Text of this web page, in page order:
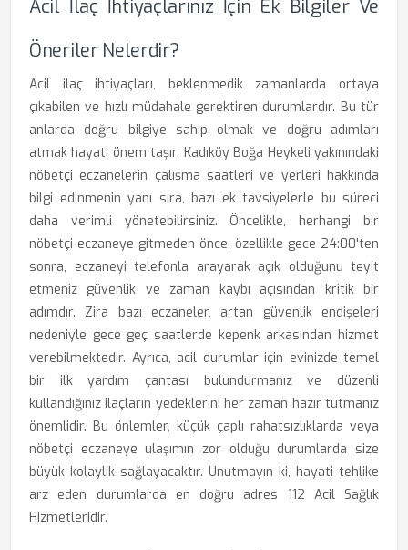
Acil İlaç İhtiyaçlarınız İçin Ek Bilgiler Ve
Öneriler Nelerdir?
Acil ilaç ihtiyaçları, beklenmedik zamanlarda ortaya
çıkabilen ve hızlı müdahale gerektiren durumlardır. Bu tür
anlarda doğru bilgiye sahip olmak ve doğru adımları
atmak hayati önem taşır. Kadıköy Boğa Heykeli yakınındaki
nöbetçi eczanelerin çalışma saatleri ve yerleri hakkında
bilgi edinmenin yanı sıra, bazı ek tavsiyelerle bu süreci
daha verimli yönetebilirsiniz. Öncelikle, herhangi bir
nöbetçi eczaneye gitmeden önce, özellikle gece 24:00'ten
sonra, eczaneyi telefonla arayarak açık olduğunu teyit
etmeniz güvenlik ve zaman kaybı açısından kritik bir
adımdır. Zira bazı eczaneler, artan güvenlik endişeleri
nedeniyle gece geç saatlerde kepenk arkasından hizmet
verebilmektedir. Ayrıca, acil durumlar için evinizde temel
bir ilk yardım çantası bulundurmanız ve düzenli
kullandığınız ilaçların yedeklerini her zaman hazır tutmanız
önemlidir. Bu önlemler, küçük çaplı rahatsızlıklarda veya
nöbetçi eczaneye ulaşımın zor olduğu durumlarda size
büyük kolaylık sağlayacaktır. Unutmayın ki, hayati tehlike
arz eden durumlarda en doğru adres 112 Acil Sağlık
Hizmetleridir.